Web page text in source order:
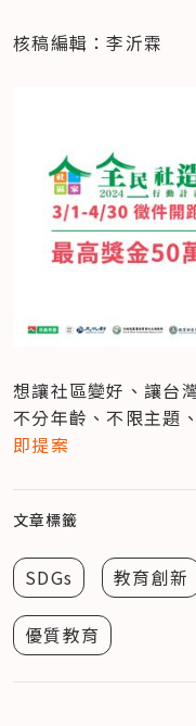
核稿編輯：李沂霖
想讓社區變好、讓台
不分年齡、不限主題
即提案
文章標籤
SDGs 教育創新
優質教育